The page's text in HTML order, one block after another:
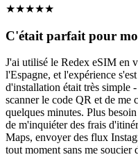
★★★★★
C'était parfait pour
J'ai utilisé le Redex eSIM en
l'Espagne, et l'expérience
d'installation était très simple
scanner le code QR et de me
quelques minutes. Plus
de m'inquiéter des frais
Maps, envoyer des flux
tout moment sans me soucier